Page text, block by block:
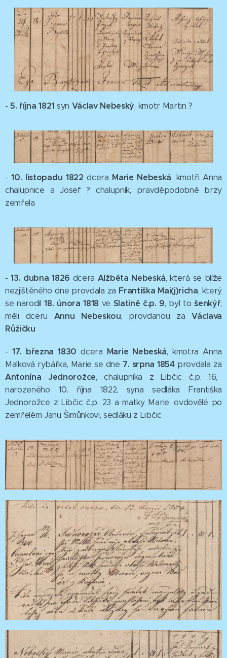
-5. října 1821 syn Václav Nebeský, kmotr Martin ?
-10. listopadu 1822dcera Marie Nebeská, kmotři Anna
chalupnice a Josef ? chalupník, pravděpodobně brzy
zemřela
-13. dubna 1826 dcera Alžběta Nebeská, která se blíže
nezjištěného dne provdala za Františka Mai(j)richa, který
se narodil18. února 1818 ve Slatině č.p. 9, byl tošenkýř,
měli dceru Annu Nebeskou, provdanou zaVáclava
Růžičku
- 17. března 1830dcera Marie Nebeská, kmotra Anna
Malková rybářka, Marie se dne 7. srpna 1854 provdala za
Antonína Jednorožce, chalupníka z Libčic č.p. 16,
narozeného 10. října 1822, syna sedláka Františka
Jednorožce z Libčic č.p. 23 a matky Marie, ovdovělé po
zemřelém Janu Šimůnkovi, sedláku z Libčic